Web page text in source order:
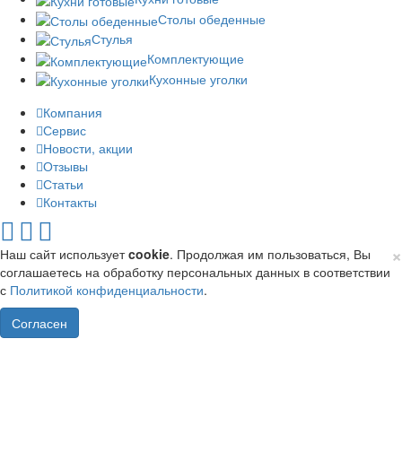
Столы обеденные
Стулья
Комплектующие
Кухонные уголки
Компания
Сервис
Новости, акции
Отзывы
Статьи
Контакты
×
Наш сайт используетcookie. Продолжая им пользоваться, Вы
соглашаетесь на обработку персональных данных в соответствии
с Политикой конфиденциальности.
Согласен